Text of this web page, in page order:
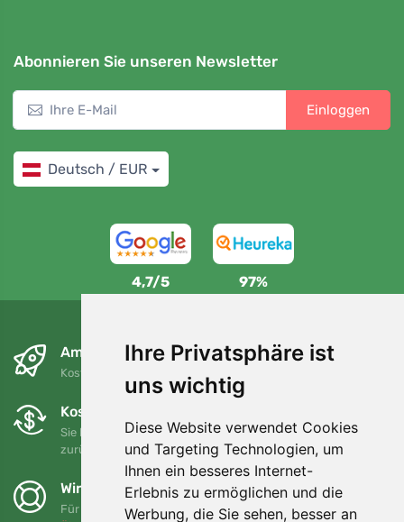
Ihre Privatsphäre ist
uns wichtig
Diese Website verwendet Cookies
und Targeting Technologien, um
Ihnen ein besseres Internet-
Erlebnis zu ermöglichen und die
Werbung, die Sie sehen, besser an
Abonnieren Sie unseren Newsletter
Einloggen
Deutsch / EUR
4,7/5 97%
Am nächsten Tag und kostenlos
Kostenloser Versand für Bestellungen über 80 EUR
Kostenloser Umtausch und Rückgabe
Sie können Ihre Bestellung jederzeit innerhalb von 90 Tagen
zurückgeben oder umtauschen.
Wir unterstützen Trees.org
Für jede Bestellung pflanzen wir einen Baum! Mehr lesen